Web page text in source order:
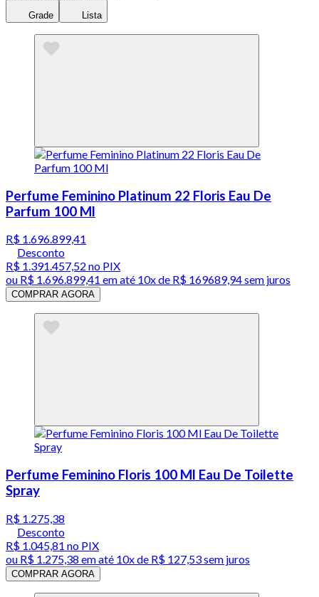
Grade Lista
Perfume Feminino Platinum 22 Floris Eau De
Parfum 100 Ml
R$ 1.696.899,41
Desconto
R$ 1.391.457,52 no PIX
ou R$ 1.696.899,41 em até 10x de R$ 169689,94 sem juros
COMPRAR AGORA
Perfume Feminino Floris 100 Ml Eau De Toilette
Spray
R$ 1.275,38
Desconto
R$ 1.045,81 no PIX
ou R$ 1.275,38 em até 10x de R$ 127,53 sem juros
COMPRAR AGORA